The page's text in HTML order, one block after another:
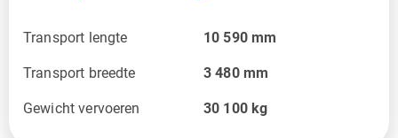
Transport lengte 10 590 mm
Transport breedte 3 480 mm
Gewicht vervoeren 30 100 kg